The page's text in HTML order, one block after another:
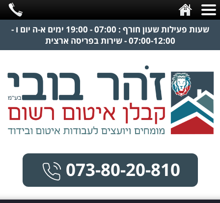
שעות פעילות שעון חורף : 07:00 - 19:00 ימים א-ה יום ו -
07:00-12:00 - שירות בפריסה ארצית
073-80-20-810